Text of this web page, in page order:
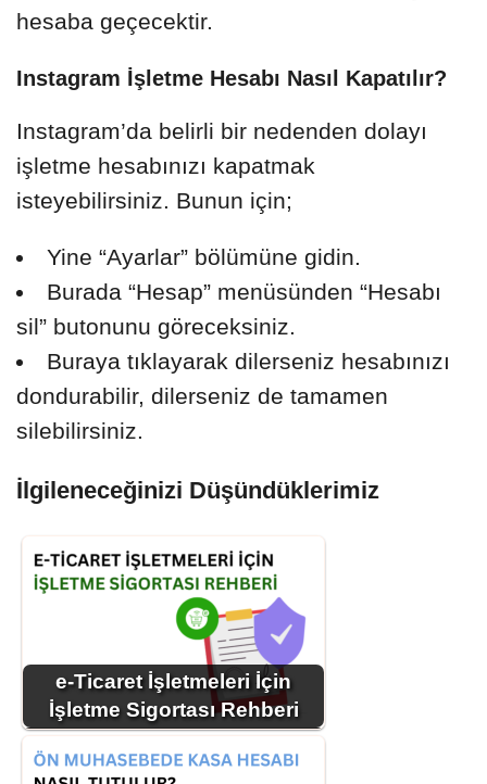
hesaba geçecektir.
Instagram İşletme Hesabı Nasıl Kapatılır?
Instagram’da belirli bir nedenden dolayı
işletme hesabınızı kapatmak
isteyebilirsiniz. Bunun için;
Yine “Ayarlar” bölümüne gidin.
Burada “Hesap” menüsünden “Hesabı
sil” butonunu göreceksiniz.
Buraya tıklayarak dilerseniz hesabınızı
dondurabilir, dilerseniz de tamamen
silebilirsiniz.
İlgileneceğinizi Düşündüklerimiz
e-Ticaret İşletmeleri İçin
İşletme Sigortası Rehberi